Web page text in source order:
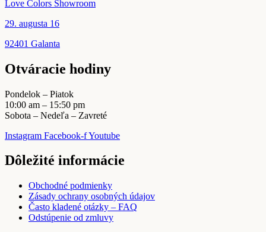
Love Colors Showroom
29. augusta 16
92401 Galanta
Otváracie hodiny
Pondelok – Piatok
10:00 am – 15:50 pm
Sobota – Nedeľa – Zavreté
Instagram Facebook-fYoutube
Dôležité informácie
Obchodné podmienky
Zásady ochrany osobných údajov
Často kladené otázky – FAQ
Odstúpenie od zmluvy